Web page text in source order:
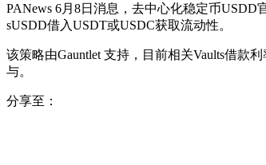
PANews 6月8日消息，去中心化稳定币USDD
sUSDD借入USDT或USDC获取流动性。
该策略由Gauntlet 支持，目前相关Vaults借款
与。
分享至：